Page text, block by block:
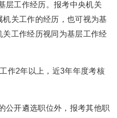
层工作经历。报考中央机关
关工作的经历，也可视为基
工作经历视同为基层工作经
2年以上，近3年年度考核
开遴选职位外，报考其他职